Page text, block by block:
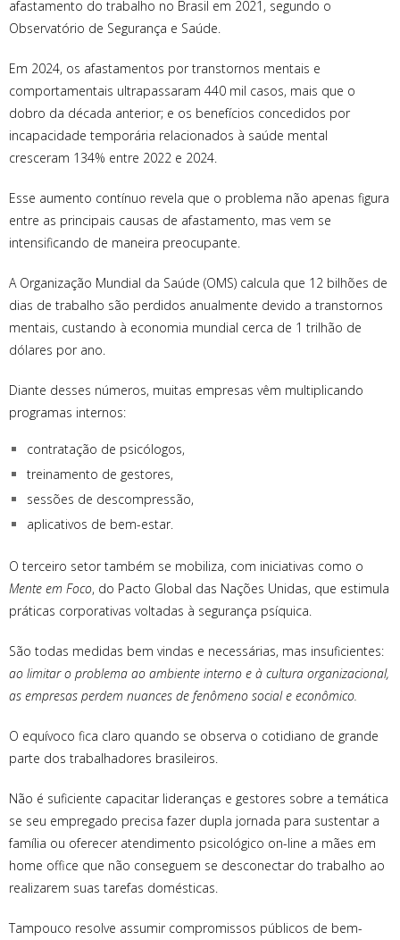
afastamento do trabalho no Brasil em 2021, segundo o
Observatório de Segurança e Saúde.
Em 2024, os afastamentos por transtornos mentais e
comportamentais ultrapassaram 440 mil casos, mais que o
dobro da década anterior; e os benefícios concedidos por
incapacidade temporária relacionados à saúde mental
cresceram 134% entre 2022 e 2024.
Esse aumento contínuo revela que o problema não apenas figura
entre as principais causas de afastamento, mas vem se
intensificando de maneira preocupante.
A Organização Mundial da Saúde (OMS) calcula que 12 bilhões de
dias de trabalho são perdidos anualmente devido a transtornos
mentais, custando à economia mundial cerca de 1 trilhão de
dólares por ano.
Diante desses números, muitas empresas vêm multiplicando
programas internos:
contratação de psicólogos,
treinamento de gestores,
sessões de descompressão,
aplicativos de bem-estar.
O terceiro setor também se mobiliza, com iniciativas como o
Mente em Foco, do Pacto Global das Nações Unidas, que estimula
práticas corporativas voltadas à segurança psíquica.
São todas medidas bem vindas e necessárias, mas insuficientes:
ao limitar o problema ao ambiente interno e à cultura organizacional,
as empresas perdem nuances de fenômeno social e econômico.
O equívoco fica claro quando se observa o cotidiano de grande
parte dos trabalhadores brasileiros.
Não é suficiente capacitar lideranças e gestores sobre a temática
se seu empregado precisa fazer dupla jornada para sustentar a
família ou oferecer atendimento psicológico on-line a mães em
home office que não conseguem se desconectar do trabalho ao
realizarem suas tarefas domésticas.
Tampouco resolve assumir compromissos públicos de bem-